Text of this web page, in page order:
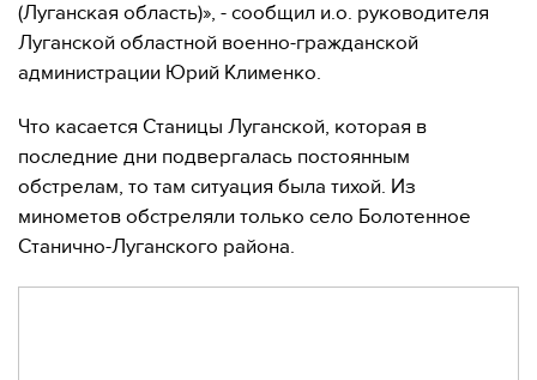
(Луганская область)», - сообщил и.о. руководителя
Луганской областной военно-гражданской
администрации Юрий Клименко.
Что касается Станицы Луганской, которая в
последние дни подвергалась постоянным
обстрелам, то там ситуация была тихой. Из
минометов обстреляли только село Болотенное
Станично-Луганского района.